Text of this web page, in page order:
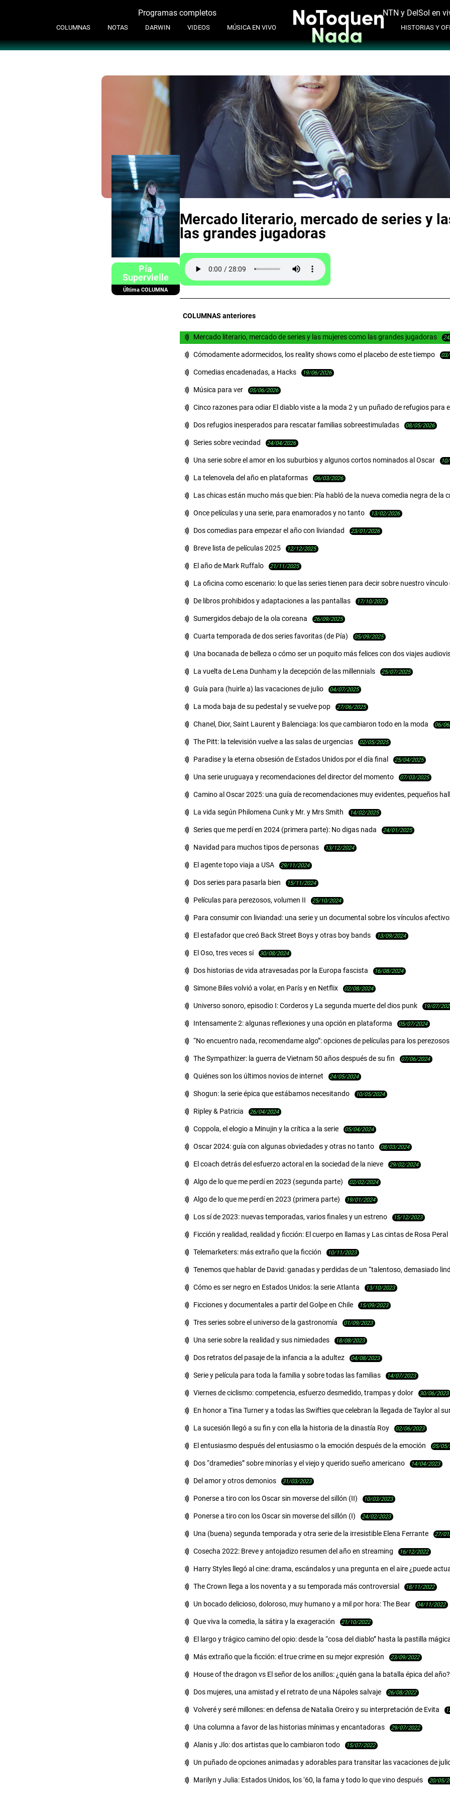
Contacto
Programas completos NTN y DelSol en
COLUMNAS NOTAS DARWIN VIDEOS MÚSICA EN VIVO HISTORIAS Y
Pía
Supervielle
Última COLUMNA
Mercado literario, mercado de series y
las grandes jugadoras
COLUMNAS anteriores
Mercado literario, mercado de series y las mujeres como las grandes jugadoras
Cómodamente adormecidos, los reality shows como el placebo de este tiempo 03/
Comedias encadenadas, a Hacks 19/06/2026
Música para ver 05/06/2026
Cinco razones para odiar El diablo viste a la moda 2 y un puñado de refugios para
Dos refugios inesperados para rescatar familias sobreestimuladas 08/05/2026
Series sobre vecindad 24/04/2026
Una serie sobre el amor en los suburbios y algunos cortos nominados al Oscar 10/
La telenovela del año en plataformas 06/03/2026
Las chicas están mucho más que bien: Pía habló de la nueva comedia negra de la
Once películas y una serie, para enamorados y no tanto 13/02/2026
Dos comedias para empezar el año con liviandad 23/01/2026
Breve lista de películas 2025 12/12/2025
El año de Mark Ruffalo 21/11/2025
La oficina como escenario: lo que las series tienen para decir sobre nuestro
De libros prohibidos y adaptaciones a las pantallas 17/10/2025
Sumergidos debajo de la ola coreana 26/09/2025
Cuarta temporada de dos series favoritas (de Pía) 05/09/2025
Una bocanada de belleza o cómo ser un poquito más felices con dos viajes
La vuelta de Lena Dunham y la decepción de las millennials 25/07/2025
Guía para (huirle a) las vacaciones de julio 04/07/2025
La moda baja de su pedestal y se vuelve pop 27/06/2025
Chanel, Dior, Saint Laurent y Balenciaga: los que cambiaron todo en la moda 06/
The Pitt: la televisión vuelve a las salas de urgencias 02/05/2025
Paradise y la eterna obsesión de Estados Unidos por el día final 25/04/2025
Una serie uruguaya y recomendaciones del director del momento 07/03/2025
Camino al Oscar 2025: una guía de recomendaciones muy evidentes, pequeños
La vida según Philomena Cunk y Mr. y Mrs Smith 14/02/2025
Series que me perdí en 2024 (primera parte): No digas nada 24/01/2025
Navidad para muchos tipos de personas 13/12/2024
El agente topo viaja a USA 29/11/2024
Dos series para pasarla bien 15/11/2024
Películas para perezosos, volumen II 25/10/2024
Para consumir con liviandad: una serie y un documental sobre los vínculos
El estafador que creó Back Street Boys y otras boy bands 13/09/2024
El Oso, tres veces sí 30/08/2024
Dos historias de vida atravesadas por la Europa fascista 16/08/2024
Simone Biles volvió a volar, en París y en Netflix 02/08/2024
Universo sonoro, episodio I: Corderos y La segunda muerte del dios punk 19/07/
Intensamente 2: algunas reflexiones y una opción en plataforma 05/07/2024
“No encuentro nada, recomendame algo”: opciones de películas para los perezosos
The Sympathizer: la guerra de Vietnam 50 años después de su fin 07/06/2024
Quiénes son los últimos novios de internet 24/05/2024
Shogun: la serie épica que estábamos necesitando 10/05/2024
Ripley & Patricia 26/04/2024
Coppola, el elogio a Minujin y la crítica a la serie 05/04/2024
Oscar 2024: guía con algunas obviedades y otras no tanto 08/03/2024
El coach detrás del esfuerzo actoral en la sociedad de la nieve 29/02/2024
Algo de lo que me perdí en 2023 (segunda parte) 02/02/2024
Algo de lo que me perdí en 2023 (primera parte) 19/01/2024
Los sí de 2023: nuevas temporadas, varios finales y un estreno 15/12/2023
Ficción y realidad, realidad y ficción: El cuerpo en llamas y Las cintas de Rosa Peral
Telemarketers: más extraño que la ficción 10/11/2023
Tenemos que hablar de David: ganadas y perdidas de un “talentoso, demasiado
Cómo es ser negro en Estados Unidos: la serie Atlanta 13/10/2023
Ficciones y documentales a partir del Golpe en Chile 15/09/2023
Tres series sobre el universo de la gastronomía 01/09/2023
Una serie sobre la realidad y sus nimiedades 18/08/2023
Dos retratos del pasaje de la infancia a la adultez 04/08/2023
Serie y película para toda la familia y sobre todas las familias 14/07/2023
Viernes de ciclismo: competencia, esfuerzo desmedido, trampas y dolor 30/06/2023
En honor a Tina Turner y a todas las Swifties que celebran la llegada de Taylor al
La sucesión llegó a su fin y con ella la historia de la dinastía Roy 02/06/2023
El entusiasmo después del entusiasmo o la emoción después de la emoción 05/05/
Dos “dramedies” sobre minorías y el viejo y querido sueño americano 14/04/2023
Del amor y otros demonios 31/03/2023
Ponerse a tiro con los Oscar sin moverse del sillón (II) 10/03/2023
Ponerse a tiro con los Oscar sin moverse del sillón (I) 24/02/2023
Una (buena) segunda temporada y otra serie de la irresistible Elena Ferrante 27/
Cosecha 2022: Breve y antojadizo resumen del año en streaming 16/12/2022
Harry Styles llegó al cine: drama, escándalos y una pregunta en el aire ¿puede
The Crown llega a los noventa y a su temporada más controversial 18/11/2022
Un bocado delicioso, doloroso, muy humano y a mil por hora: The Bear 04/11/2022
Que viva la comedia, la sátira y la exageración 21/10/2022
El largo y trágico camino del opio: desde la “cosa del diablo” hasta la pastilla
Más extraño que la ficción: el true crime en su mejor expresión 23/09/2022
House of the dragon vs El señor de los anillos: ¿quién gana la batalla épica del año?
Dos mujeres, una amistad y el retrato de una Nápoles salvaje 26/08/2022
Volveré y seré millones: en defensa de Natalia Oreiro y su interpretación de Evita
Una columna a favor de las historias mínimas y encantadoras 29/07/2022
Alanis y Jlo: dos artistas que lo cambiaron todo 15/07/2022
Un puñado de opciones animadas y adorables para transitar las vacaciones de
Marilyn y Julia: Estados Unidos, los ‘60, la fama y todo lo que vino después 20/05/